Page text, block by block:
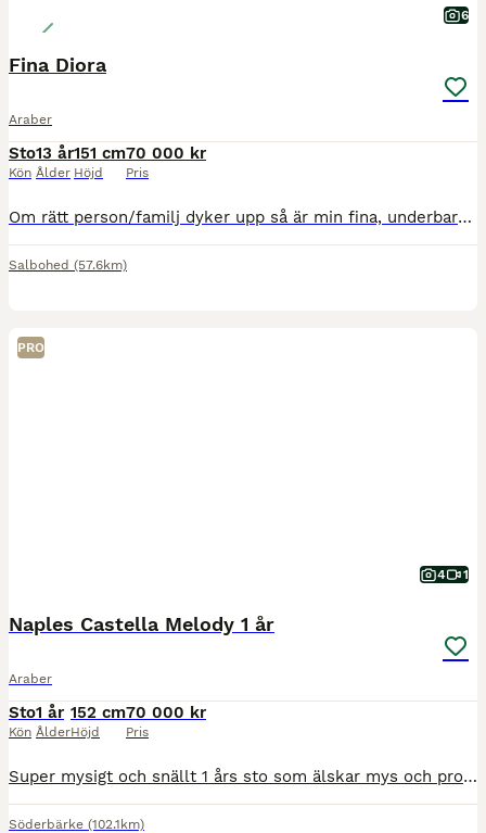
6
Fina Diora
Araber
Sto
Kön
13 år
Ålder
151 cm
Höjd
70 000 kr
Pris
Om rätt person/familj dyker upp så är min fina, underbara och vackra Diora till salu. Snäll och go och vill alltid göra sitt bästa. Jag köpte henne från uppfödaren när hon var 4 och har nu varit i min
Salbohed (57.6km)
PRO
4 1
Naples Castella Melody 1 år
Araber
Sto
Kön
1 år
Ålder
152 cm
Höjd
70 000 kr
Pris
Super mysigt och snällt 1 års sto som älskar mys och promenader. Castella är född hos oss pă Naples i Söderbärke Dalarna. Hon går på lösdrift och fungerar mycket bra med det, hon kommer in på box dagl
Söderbärke (102.1km)